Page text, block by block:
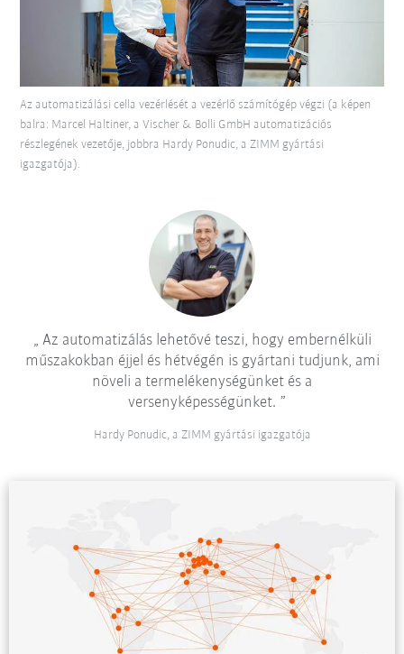
Az automatizálási cella vezérlését a vezérlő számítógép végzi (a képen
balra: Marcel Haltiner, a Vischer & Bolli GmbH automatizációs
részlegének vezetője, jobbra Hardy Ponudic, a ZIMM gyártási
igazgatója).
Az automatizálás lehetővé teszi, hogy embernélküli
műszakokban éjjel és hétvégén is gyártani tudjunk, ami
növeli a termelékenységünket és a
versenyképességünket.
Hardy Ponudic, a ZIMM gyártási igazgatója